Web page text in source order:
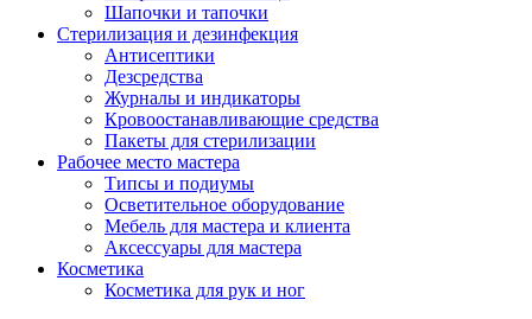
Шапочки и тапочки
Стерилизация и дезинфекция
Антисептики
Дезсредства
Журналы и индикаторы
Кровоостанавливающие средства
Пакеты для стерилизации
Рабочее место мастера
Типсы и подиумы
Осветительное оборудование
Мебель для мастера и клиента
Аксессуары для мастера
Косметика
Косметика для рук и ног